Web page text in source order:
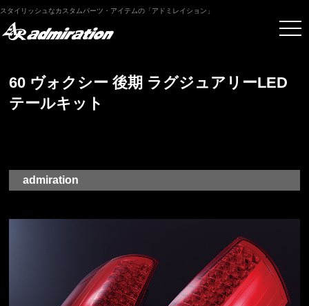
スタイリッシュなカスタムパーツ・アイテムの「アドミレイション」
60 ヴォクシー 後期 ラグジュアリーLED
テールキット
admiration